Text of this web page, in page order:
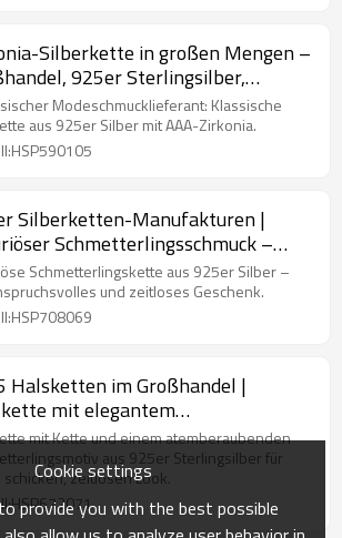
Silberkette in großen Mengen –
925er Sterlingsilber,
Anhänger, Damenschmuck
Modeschmucklieferant: Klassische
aus 925er Silber mit AAA-Zirkonia.
Silberketten-Manufakturen |
Schmetterlingsschmuck –
als Geschenk
Schmetterlingskette aus 925er Silber –
und zeitloses Geschenk.
Halsketten im Großhandel |
mit elegantem
mit Kette und einem atemberaubenden
aus 925er Sterlingsilber für
zeitlosen Look.
Cookie settings
provide you with the best possible